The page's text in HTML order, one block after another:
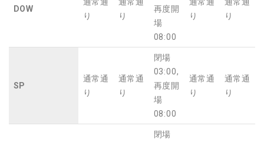
DOW
り
り
再度開
場
08:00
り
り
SP
通常通
り
通常通
り
閉場
03:00,
再度開
場
08:00
通常通
り
通常通
り
閉場